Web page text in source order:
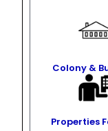
Colony &
Properties